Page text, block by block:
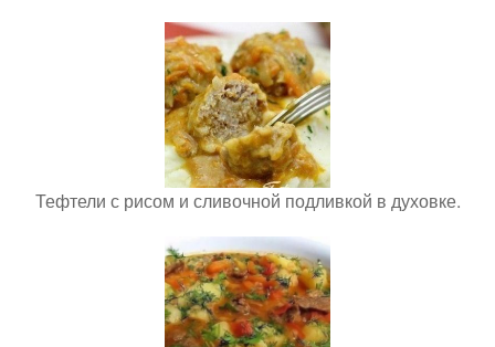
Тефтели с рисом и сливочной подливкой в духовке.